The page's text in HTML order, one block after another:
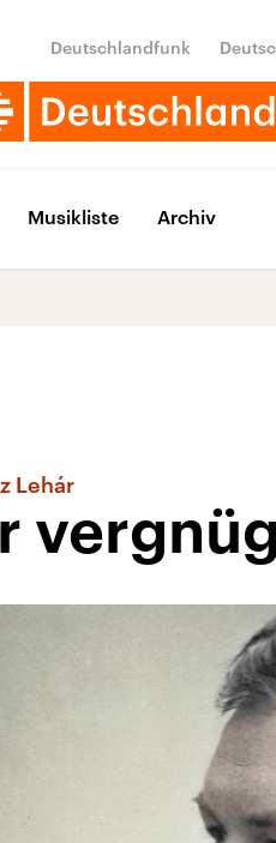
Deutschlandfunk
Musikliste Archiv
Lehár